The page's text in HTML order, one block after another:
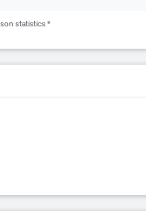
* Showing overall season statistics.